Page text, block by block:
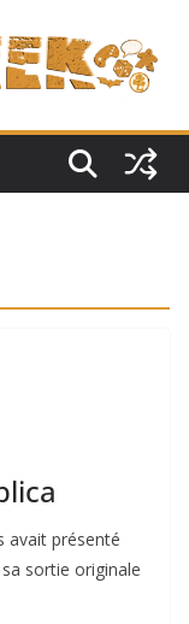
avait présenté
sortie originale